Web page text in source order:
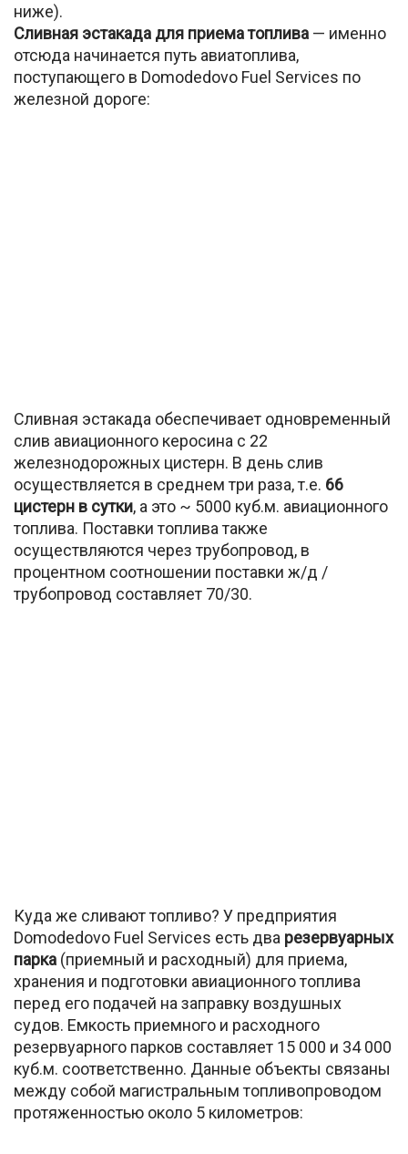
ниже).
Сливная эстакада для приема топлива — именно
отсюда начинается путь авиатоплива,
поступающего в Domodedovo Fuel Services по
железной дороге:
Сливная эстакада обеспечивает одновременный
слив авиационного керосина с 22
железнодорожных цистерн. В день слив
осуществляется в среднем три раза, т.е. 66
цистерн в сутки, а это ~ 5000 куб.м. авиационного
топлива. Поставки топлива также
осуществляются через трубопровод, в
процентном соотношении поставки ж/д /
трубопровод составляет 70/30.
Куда же сливают топливо? У предприятия
Domodedovo Fuel Services есть два резервуарных
парка (приемный и расходный) для приема,
хранения и подготовки авиационного топлива
перед его подачей на заправку воздушных
судов. Емкость приемного и расходного
резервуарного парков составляет 15 000 и 34 000
куб.м. соответственно. Данные объекты связаны
между собой магистральным топливопроводом
протяженностью около 5 километров: